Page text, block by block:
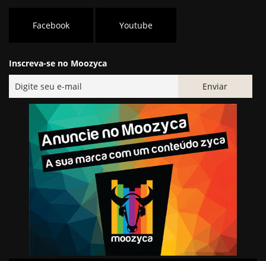
Facebook Youtube
Inscreva-se no Moozyca